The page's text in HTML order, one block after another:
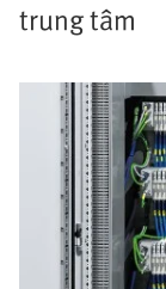
trung tâm